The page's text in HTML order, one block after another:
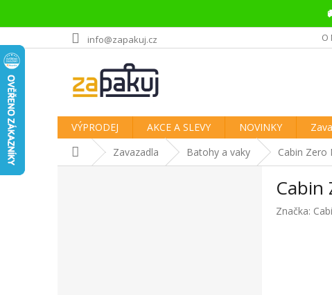
na
obsah
info@zapakuj.cz O
VÝPRODEJ AKCE A SLEVY NOVINKY
Domů Zavazadla Batohy a vaky Cabin Zero
Cabin
Značka: